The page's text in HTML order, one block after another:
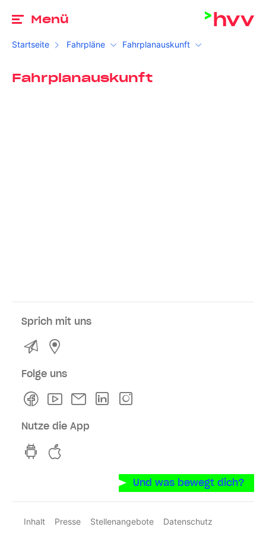
Menü
Startseite Fahrpläne Fahrplanauskunft
Fahrplanauskunft
Sprich mit uns
Kontakt
Folge uns
FacebookYoutubeNewsletterLinkedln
Nutze die App
hvv switch App auf GooglePlay
Und was bewegt dich?
Inhalt Presse Stellenangebote
Datenschutz